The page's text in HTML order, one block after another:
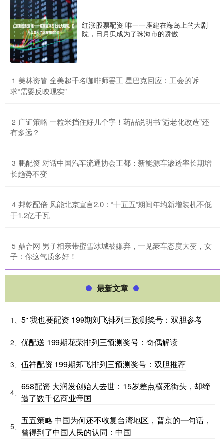
红涨股票配资 唯一一座建在海岛上的大剧
院，日月贝成为了珠海市的骄傲
1 ​美林资管 全美超千名咖啡师罢工 星巴克回应：工会的诉
求“需要反映现实”
2 ​广证策略 一粒米挡住好几个字！药品说明书“适老化改造”还
有多远？
3 ​鹏配资 对话中国汽车流通协会王都：新能源车渗透率长期增
长趋势不变
4 ​邦乾配倍 风能北京宣言2.0：“十五五”期间年均新增装机不低
于1.2亿千瓦
5 ​鼎合网 男子相亲带蜜雪冰城被嫌弃，一见豪车态度大变，女
子：你这气质多好！
最新文章
1、 51我也要配资 199期刘飞排列三预测奖号：双胆参考
2、 优配送 199期花荣排列三预测奖号：奇偶解读
3、 伍祥配资 199期郑飞排列三预测奖号：双胆推荐
4、
658配资 大润发创始人去世：15岁差点横死街头，却缔
造了数千亿商业帝国
5、
五五策略 中国为何还不收复台湾地区，普京的一句话，
曾得到了中国人民的认同：中国